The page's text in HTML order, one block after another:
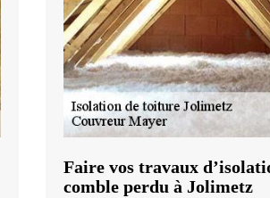
Faire vos travaux
comble perdu à Jolimetz